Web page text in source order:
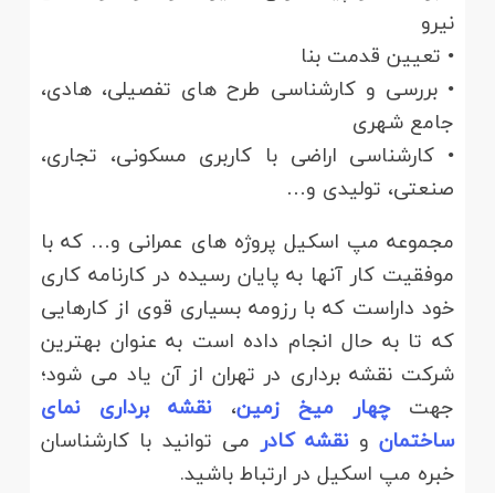
نیرو
• تعیین قدمت بنا
• بررسی و کارشناسی طرح های تفصیلی، هادی،
جامع شهری
• کارشناسی اراضی با کاربری مسکونی، تجاری،
صنعتی، تولیدی و…
مجموعه مپ اسکیل پروژه های عمرانی و… که با
موفقیت کار آنها به پایان رسیده در کارنامه کاری
خود داراست که با رزومه بسیاری قوی از کارهایی
که تا به حال انجام داده است به عنوان بهترین
شرکت نقشه برداری در تهران از آن یاد می شود؛
جهتچهار میخ زمین،نقشه برداری نمای
ساختمانونقشه کادر می توانید با کارشناسان
خبره مپ اسکیل در ارتباط باشید.